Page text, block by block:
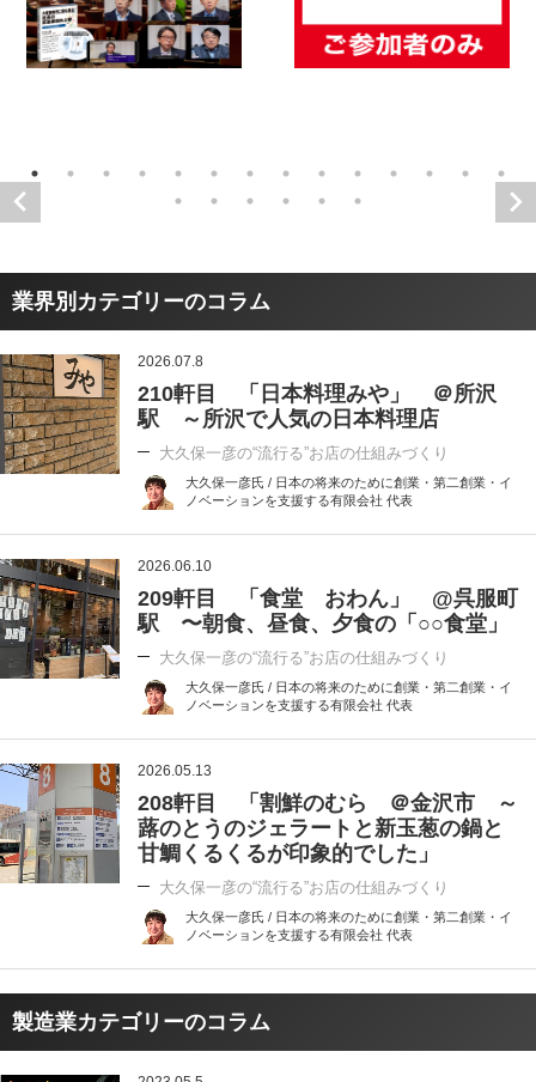
業界別カテゴリーのコラム
2026.07.8
210軒目 「日本料理みや」 ＠所沢
駅 ～所沢で人気の日本料理店
大久保一彦の“流行る”お店の仕組みづくり
大久保一彦氏 / 日本の将来のために創業・第二創業・イ
ノベーションを支援する有限会社 代表
2026.06.10
209軒目 「食堂 おわん」 @呉服町
駅 〜朝食、昼食、夕食の「○○食堂」
大久保一彦の“流行る”お店の仕組みづくり
大久保一彦氏 / 日本の将来のために創業・第二創業・イ
ノベーションを支援する有限会社 代表
2026.05.13
208軒目 「割鮮のむら ＠金沢市 ～
蕗のとうのジェラートと新玉葱の鍋と
甘鯛くるくるが印象的でした」
大久保一彦の“流行る”お店の仕組みづくり
大久保一彦氏 / 日本の将来のために創業・第二創業・イ
ノベーションを支援する有限会社 代表
製造業カテゴリーのコラム